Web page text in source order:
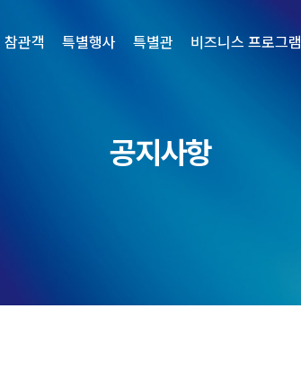
참관객 특별행사 특별관 비즈니스 프로그램
공지사항